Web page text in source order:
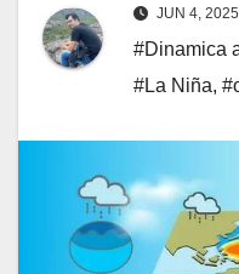
JUN 4, 2025
#Dinamica
#La Niña,